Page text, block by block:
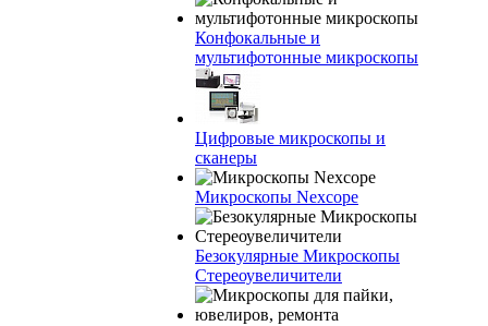
Конфокальные и
мультифотонные микроскопы
Цифровые микроскопы и
сканеры
Микроскопы Nexcope
Безокулярные Микроскопы
Стереоувеличители